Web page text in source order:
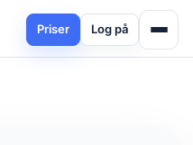
Priser Log på